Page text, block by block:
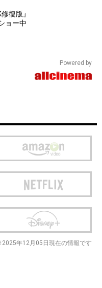
復版』
ョー中
Powered by
年12月05日現在の情報です